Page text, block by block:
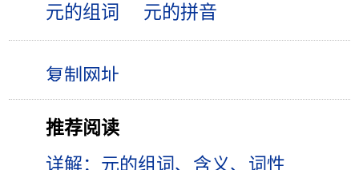
元的组词
元的拼音
推荐阅读
详解：元的组词、含义、词性